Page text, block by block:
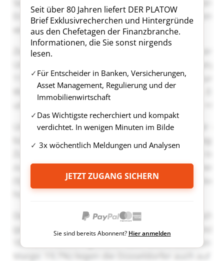
Seit über 80 Jahren liefert DER PLATOW
Brief Exklusivrecherchen und Hintergründe
aus den Chefetagen der Finanzbranche.
Informationen, die Sie sonst nirgends
lesen.
Für Entscheider in Banken, Versicherungen,
Asset Management, Regulierung und der
Immobilienwirtschaft
Das Wichtigste recherchiert und kompakt
verdichtet. In wenigen Minuten im Bilde
3x wöchentlich Meldungen und Analysen
JETZT ZUGANG SICHERN
Sie sind bereits Abonnent? Hier anmelden